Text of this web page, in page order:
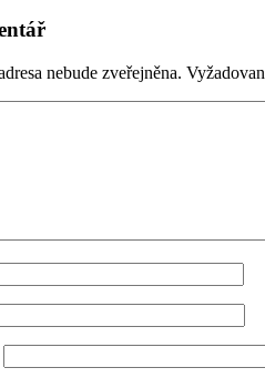
nebude zveřejněna.